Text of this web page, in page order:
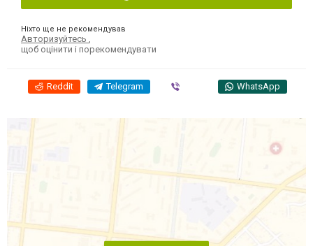
Ніхто ще не рекомендував
Авторизуйтесь
щоб оцінити і порекомендувати
Reddit Telegram WhatsApp